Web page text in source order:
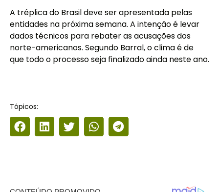
A tréplica do Brasil deve ser apresentada pelas
entidades na próxima semana. A intenção é levar
dados técnicos para rebater as acusações dos
norte-americanos. Segundo Barral, o clima é de
que todo o processo seja finalizado ainda neste ano.
Tópicos: